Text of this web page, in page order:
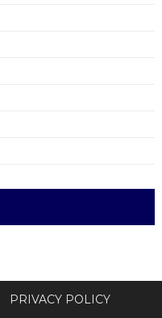
PRIVACY POLICY